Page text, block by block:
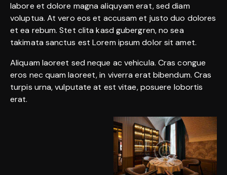
labore et dolore magna aliquyam erat, sed diam
voluptua. At vero eos et accusam et justo duo dolores
et ea rebum. Stet clita kasd gubergren, no sea
takimata sanctus est Lorem ipsum dolor sit amet.
Aliquam laoreet sed neque ac vehicula. Cras congue
eros nec quam laoreet, in viverra erat bibendum. Cras
turpis urna, vulputate at est vitae, posuere lobortis
erat.